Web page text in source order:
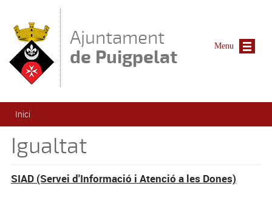
Ajuntament
de Puigpelat
Esteu aquí
Inici
Igualtat
SIAD (Servei d'Informació i Atenció a les Dones)
Menu